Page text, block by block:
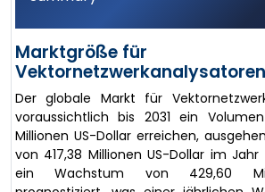
Marktgröße für
Der globale Markt für
voraussichtlich bis 2031 ein
Millionen US-Dollar erreichen,
von 417,38 Millionen US-Dollar im Jahr
ein Wachstum von 429,60